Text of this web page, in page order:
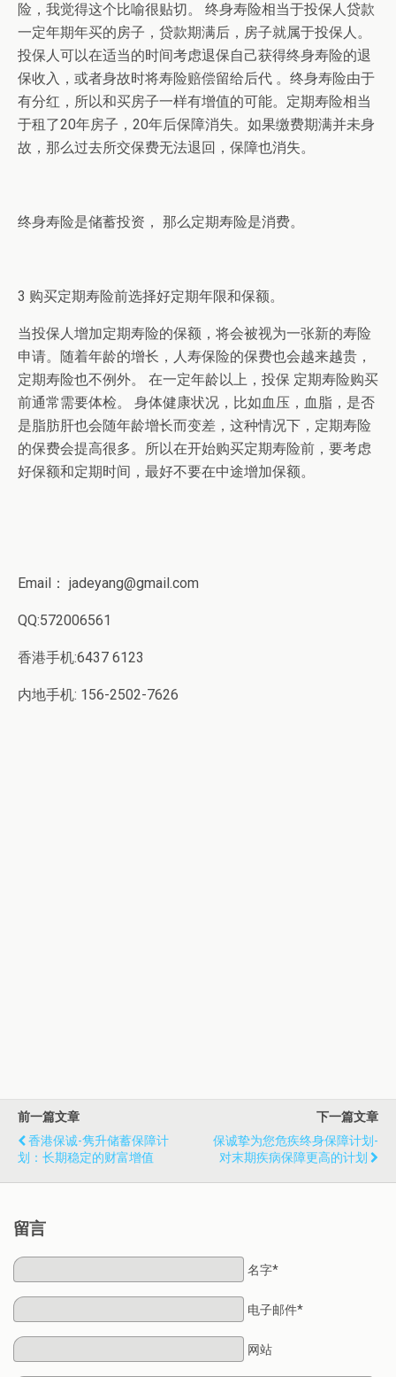
险，我觉得这个比喻很贴切。 终身寿险相当于投保人贷款
一定年期年买的房子，贷款期满后，房子就属于投保人。
投保人可以在适当的时间考虑退保自己获得终身寿险的退
保收入，或者身故时将寿险赔偿留给后代 。终身寿险由于
有分红，所以和买房子一样有增值的可能。定期寿险相当
于租了20年房子，20年后保障消失。如果缴费期满并未身
故，那么过去所交保费无法退回，保障也消失。
终身寿险是储蓄投资， 那么定期寿险是消费。
3 购买定期寿险前选择好定期年限和保额。
当投保人增加定期寿险的保额，将会被视为一张新的寿险
申请。随着年龄的增长，人寿保险的保费也会越来越贵，
定期寿险也不例外。 在一定年龄以上，投保 定期寿险购买
前通常需要体检。 身体健康状况，比如血压，血脂，是否
是脂肪肝也会随年龄增长而变差，这种情况下，定期寿险
的保费会提高很多。所以在开始购买定期寿险前，要考虑
好保额和定期时间，最好不要在中途增加保额。
Email： jadeyang@gmail.com
QQ:572006561
香港手机:6437 6123
内地手机: 156-2502-7626
前一篇文章
香港保诚-隽升储蓄保障计
划：长期稳定的财富增值
下一篇文章
保诚挚为您危疾终身保障计划-
对末期疾病保障更高的计划
留言
名字*
电子邮件*
网站